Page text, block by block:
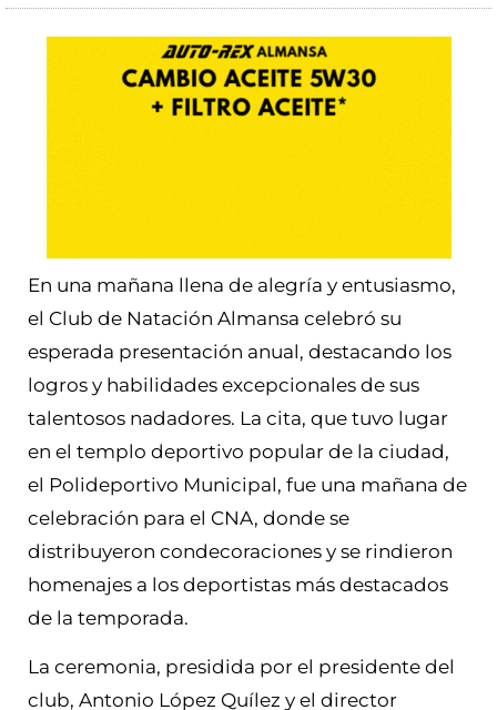
En una mañana llena de alegría y entusiasmo,
el Club de Natación Almansa celebró su
esperada presentación anual, destacando los
logros y habilidades excepcionales de sus
talentosos nadadores. La cita, que tuvo lugar
en el templo deportivo popular de la ciudad,
el Polideportivo Municipal, fue una mañana de
celebración para el CNA, donde se
distribuyeron condecoraciones y se rindieron
homenajes a los deportistas más destacados
de la temporada.
La ceremonia, presidida por el presidente del
club, Antonio López Quílez y el director